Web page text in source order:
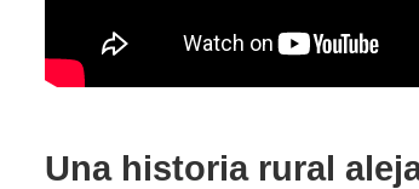
Una historia rural